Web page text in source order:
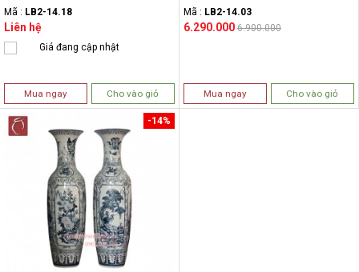
Mã : LB2-14.18
Liên hệ
Giá đang cập nhật
Mua ngay Cho vào giỏ
Mã : LB2-14.03
6.290.000 6.900.000
Mua ngay Cho vào giỏ
-14%